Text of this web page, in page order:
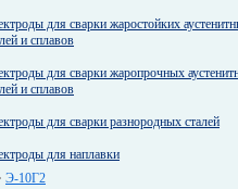
для сварки жаростойких
и сплавов
для сварки жаропрочных
и сплавов
для сварки разнородных сталей
для наплавки
Э-10Г2